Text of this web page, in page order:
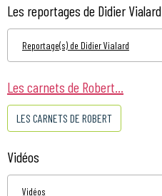
Les reportages de Didier Vialard
Reportage(s) de Didier Vialard
Les carnets de Robert...
LES CARNETS DE ROBERT
Vidéos
Vidéos